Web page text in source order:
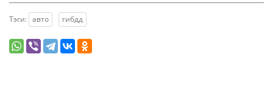
Тэги: авто гибдд